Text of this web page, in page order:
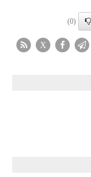
(0)
X